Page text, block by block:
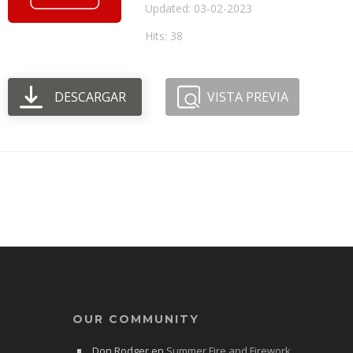
Updated: 03-02-2023
Hits: 38
DESCARGAR VISTA PREVIA
OUR COMMUNITY